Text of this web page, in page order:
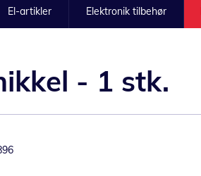
El-artikler Elektronik tilbehør
- 1 stk.